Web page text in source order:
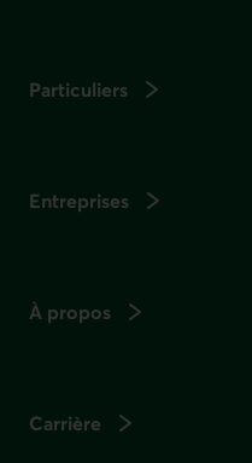
Particuliers
Entreprises
À propos
Carrière